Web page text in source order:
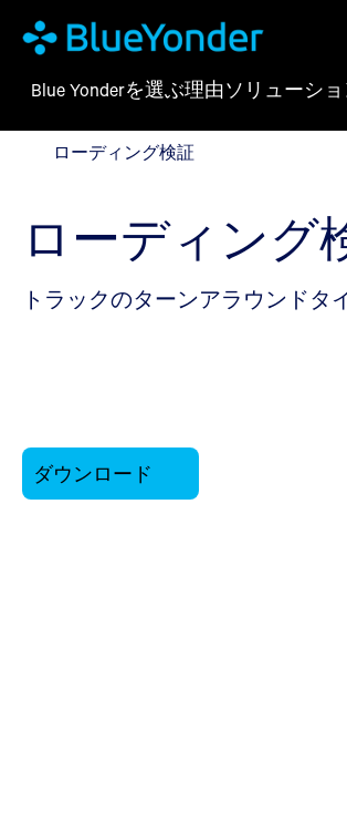
ローディング検証
Blue Yonderを選ぶ理由ソリューシ
ローディング検証
ローディング
トラックのターンアラウンドタ
ダウンロード